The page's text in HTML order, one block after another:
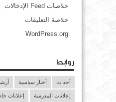
خلاصات Feed الإدخالات
خلاصة التعليقات
WordPress.org
روابط
أحداث أخبار سياسية
إعلانات المدرسة إعلانات